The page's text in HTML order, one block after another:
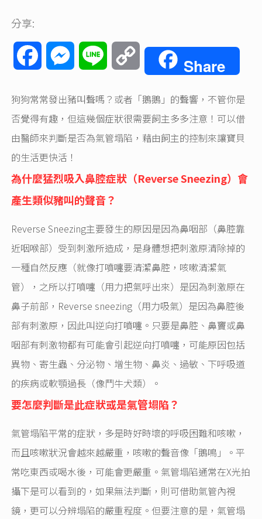
分享:
FacebookMessenger
Line
Copy
Share
狗狗常常發出豬叫聲嗎？或者「鵝鵝」的聲響，不管你是
否覺得有趣，但這幾個症狀很需要飼主多多注意！可以借
由醫師來判斷是否為氣管塌陷，藉由飼主的控制來讓寶貝
的生活更快活！
為什麼猛烈吸入鼻腔症狀（Reverse Sneezing）會
產生類似豬叫的聲音？
Reverse Sneezing主要發生的原因是因為鼻咽部（鼻腔靠
近咽喉部）受到刺激所造成，是身體想把刺激原清除掉的
一種自然反應（就像打噴嚏要清潔鼻腔，咳嗽清潔氣
管），之所以打噴嚏（用力把氣呼出來）是因為刺激原在
鼻子前部，Reverse sneezing（用力吸氣）是因為鼻腔後
部有刺激原，因此叫逆向打噴嚏。只要是鼻腔、鼻竇或鼻
咽部有刺激物都有可能會引起逆向打噴嚏，可能原因包括
異物、寄生蟲、分泌物、增生物、鼻炎、過敏、下呼吸道
的疾病或軟顎過長（像鬥牛犬類）。
要怎麼判斷是此症狀或是氣管塌陷？
氣管塌陷平常的症狀，多是時好時壞的呼吸困難和咳嗽，
而且咳嗽狀況會越來越嚴重，咳嗽的聲音像「鵝鳴」。平
常吃東西或喝水後，可能會更嚴重。氣管塌陷通常在X光拍
攝下是可以看到的，如果無法判斷，則可借助氣管內視
鏡，更可以分辨塌陷的嚴重程度。但要注意的是，氣管塌